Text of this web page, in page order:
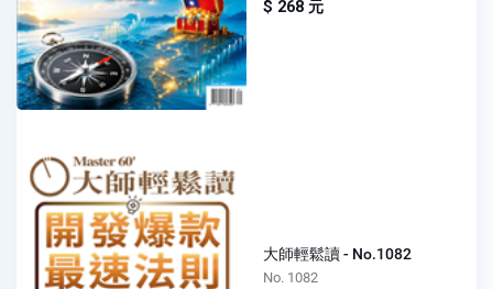
$ 268 元
大師輕鬆讀 - No.1082
No. 1082